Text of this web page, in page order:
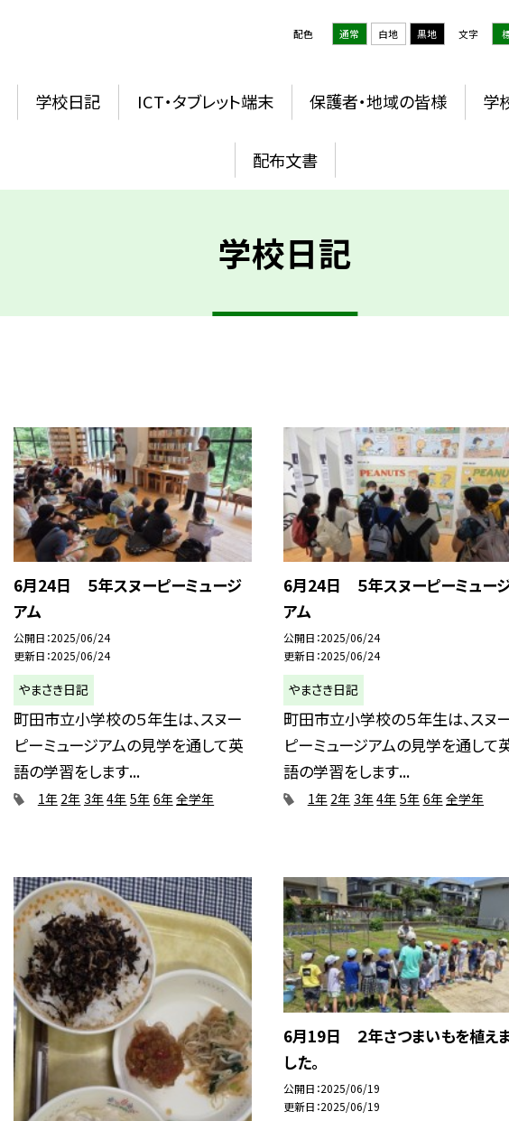
配色 通常 白地 黒地 文字
学校日記 ICT・タブレット端末 保護者・地域の皆様 学
配布文書
学校日記
6月24日 ５年スヌーピーミュージ
アム
公開日 2025/06/24
更新日 2025/06/24
やまさき日記
町田市立小学校の５年生は、スヌー
ピーミュージアムの見学を通して英
語の学習をします...
1年 2年 3年4年 5年 6年全学年
6月24日 ５年スヌーピーミュー
アム
公開日 2025/06/24
更新日 2025/06/24
やまさき日記
町田市立小学校の５年生は、スヌ
ピーミュージアムの見学を通して
語の学習をします...
1年 2年 3年4年 5年 6年全学年
6月19日 ２年さつまいもを植え
した。
公開日 2025/06/19
更新日 2025/06/19